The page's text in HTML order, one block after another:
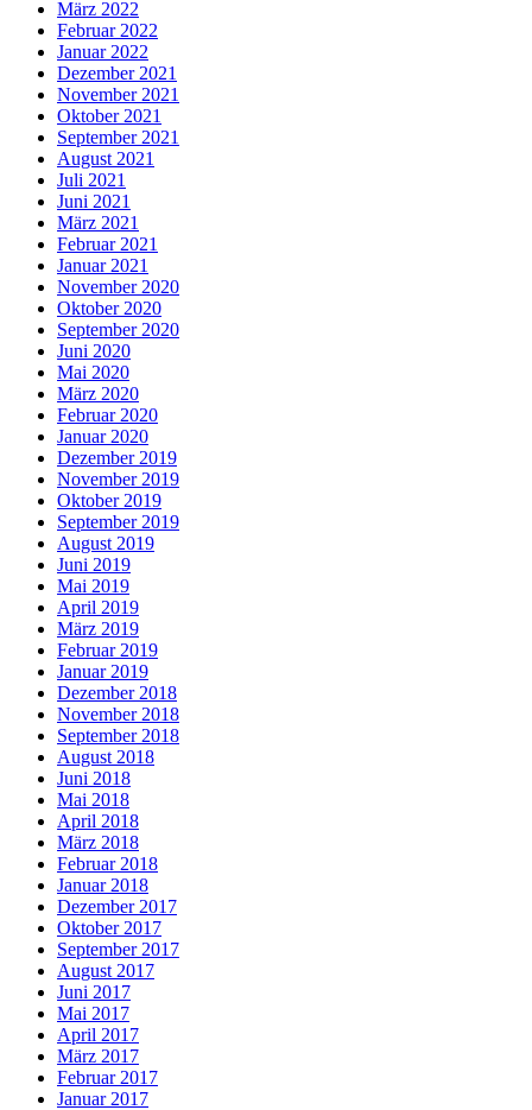
März 2022
Februar 2022
Januar 2022
Dezember 2021
November 2021
Oktober 2021
September 2021
August 2021
Juli 2021
Juni 2021
März 2021
Februar 2021
Januar 2021
November 2020
Oktober 2020
September 2020
Juni 2020
Mai 2020
März 2020
Februar 2020
Januar 2020
Dezember 2019
November 2019
Oktober 2019
September 2019
August 2019
Juni 2019
Mai 2019
April 2019
März 2019
Februar 2019
Januar 2019
Dezember 2018
November 2018
September 2018
August 2018
Juni 2018
Mai 2018
April 2018
März 2018
Februar 2018
Januar 2018
Dezember 2017
Oktober 2017
September 2017
August 2017
Juni 2017
Mai 2017
April 2017
März 2017
Februar 2017
Januar 2017